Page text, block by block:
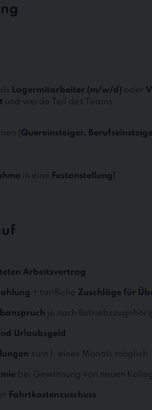
Lagermitarbeiter (m/w/d) oder
und werde Teil des Teams.
(Quereinsteiger,
in eine Festanstellung!
Arbeitsvertrag
+ tarifliche Zuschläge für
je nach
Urlaubsgeld
zum 1. eines Monats möglich
bei Gewinnung von neuen
Fahrtkostenzuschuss